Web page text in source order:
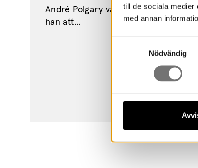
till de sociala
med annan
Nödvändig
André Polgary var ett av 35 barn på
han att...